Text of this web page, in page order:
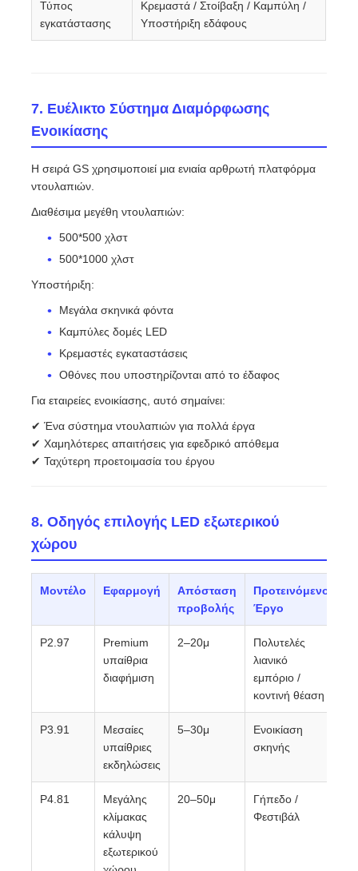
Τύπος
εγκατάστασης
Κρεμαστά / Στοίβαξη / Καμπύλη /
Υποστήριξη εδάφους
7. Ευέλικτο Σύστημα Διαμόρφωσης
Ενοικίασης
Η σειρά GS χρησιμοποιεί μια ενιαία αρθρωτή πλατφόρμα
ντουλαπιών.
Διαθέσιμα μεγέθη ντουλαπιών:
500*500 χλστ
500*1000 χλστ
Υποστήριξη:
Μεγάλα σκηνικά φόντα
Καμπύλες δομές LED
Κρεμαστές εγκαταστάσεις
Οθόνες που υποστηρίζονται από το έδαφος
Για εταιρείες ενοικίασης, αυτό σημαίνει:
✔ Ένα σύστημα ντουλαπιών για πολλά έργα
✔ Χαμηλότερες απαιτήσεις για εφεδρικό απόθεμα
✔ Ταχύτερη προετοιμασία του έργου
8. Οδηγός επιλογής LED εξωτερικού
χώρου
Μοντέλο Εφαρμογή
Απόσταση
προβολής
Προτεινόμενο
Έργο
P2.97
Premium
υπαίθρια
διαφήμιση
2–20μ
Πολυτελές
λιανικό
εμπόριο /
κοντινή θέαση
P3.91
Μεσαίες
υπαίθριες
εκδηλώσεις
5–30μ
Ενοικίαση
σκηνής
P4.81
Μεγάλης
κλίμακας
κάλυψη
εξωτερικού
20–50μ
Γήπεδο /
Φεστιβάλ